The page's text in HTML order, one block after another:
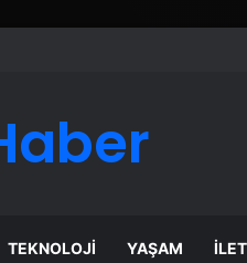
TEKNOLOJI YAŞAM